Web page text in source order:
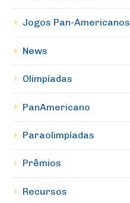
Jogos Pan-Americanos
News
Olimpíadas
PanAmericano
Paraolimpíadas
Prêmios
Recursos